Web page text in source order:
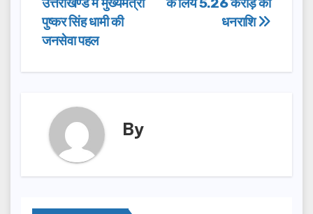
o
k
n
के लिये 5.26 करोड़ की
धनराशि
उत्तराखण्ड में मुख्यमंत्री
पुष्कर सिंह धामी की
जनसेवा पहल
By